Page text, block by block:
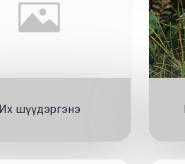
Их шүүдэргэнэ